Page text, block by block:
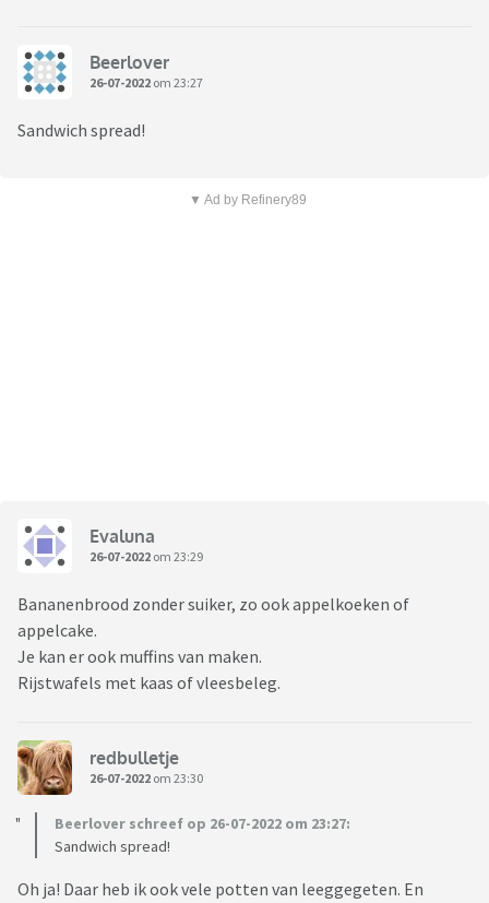
Beerlover
26-07-2022 om 23:27
Sandwich spread!
▼ Ad by Refinery89
Evaluna
26-07-2022 om 23:29
Bananenbrood zonder suiker, zo ook appelkoeken of
appelcake.
Je kan er ook muffins van maken.
Rijstwafels met kaas of vleesbeleg.
redbulletje
26-07-2022 om 23:30
Beerlover schreef op 26-07-2022 om 23:27:
Sandwich spread!
Oh ja! Daar heb ik ook vele potten van leeggegeten. En